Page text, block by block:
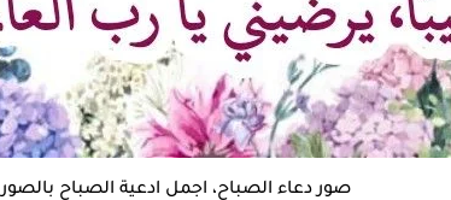
صور دعاء الصباح، اجمل ادعية الصباح بالصور